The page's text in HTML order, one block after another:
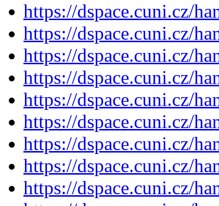
https://dspace.cuni.cz/
https://dspace.cuni.cz/
https://dspace.cuni.cz/
https://dspace.cuni.cz/
https://dspace.cuni.cz/
https://dspace.cuni.cz/
https://dspace.cuni.cz/
https://dspace.cuni.cz/
https://dspace.cuni.cz/